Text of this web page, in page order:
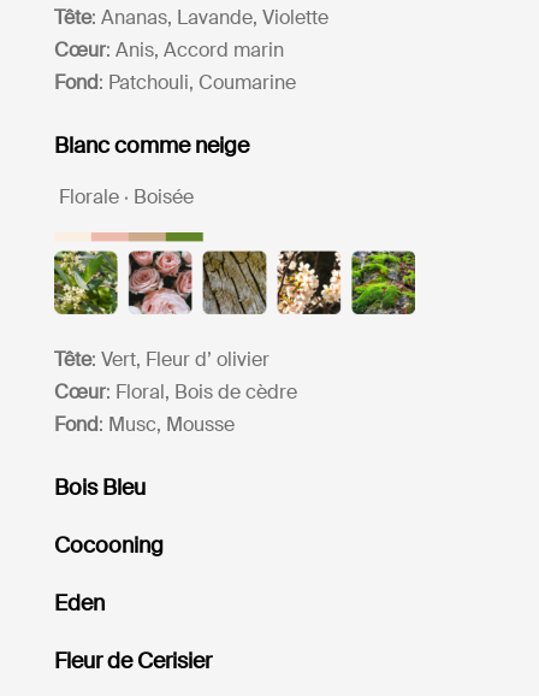
Tête: Ananas, Lavande, Violette
Cœur: Anis, Accord marin
Fond: Patchouli, Coumarine
Blanc comme neige
Florale · Boisée
Tête: Vert, Fleur d’ olivier
Cœur: Floral, Bois de cèdre
Fond: Musc, Mousse
Bois Bleu
Cocooning
Eden
Fleur de Cerisier